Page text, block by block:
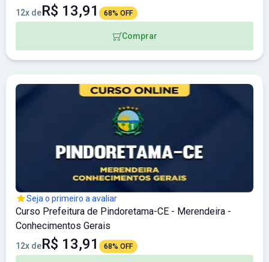
12x deR$ 13,91 68% OFF
Comprar
Seja o primeiro a avaliar
Curso Prefeitura de Pindoretama-CE - Merendeira -
Conhecimentos Gerais
12x deR$ 13,91 68% OFF